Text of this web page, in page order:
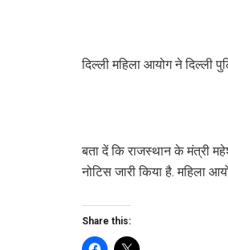
दिल्ली महिला आयोग ने दिल्ली
बता दें कि राजस्थान के मंत्री
नोटिस जारी किया है. महिला
Share this: